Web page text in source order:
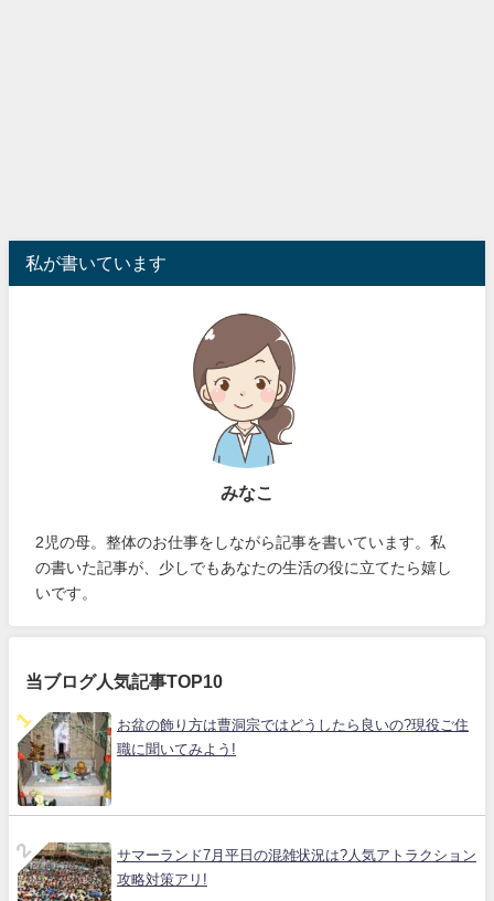
私が書いています
みなこ
2児の母。整体のお仕事をしながら記事を書いています。私
の書いた記事が、少しでもあなたの生活の役に立てたら嬉し
いです。
当ブログ人気記事TOP10
お盆の飾り方は曹洞宗ではどうしたら良いの?現役ご住
職に聞いてみよう!
サマーランド7月平日の混雑状況は?人気アトラクション
攻略対策アリ!